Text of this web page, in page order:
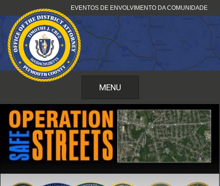
para
o
conteúdo
EVENTOS DE ENVOLVIMENTO DA COMUNIDADE
MENU